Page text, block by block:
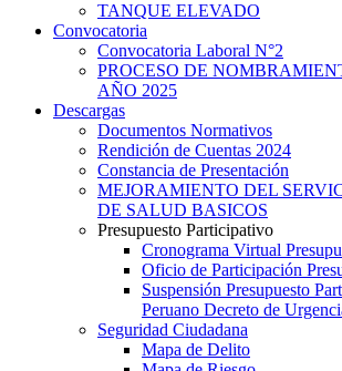
TANQUE ELEVADO
Convocatoria
Convocatoria Laboral N°2
PROCESO DE
AÑO 2025
Descargas
Documentos Normativos
Rendición de Cuentas 2024
Constancia de Presentación
MEJORAMIENTO DEL
DE SALUD BASICOS
Presupuesto Participativo
Cronograma Virtual
Oficio de Participación
Suspensión Presupuesto
Peruano Decreto de
Seguridad Ciudadana
Mapa de Delito